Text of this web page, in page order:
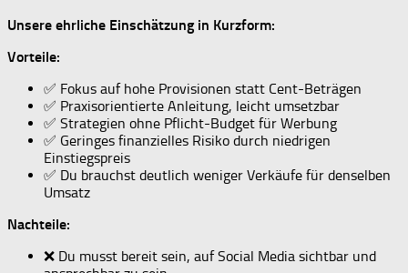
Unsere ehrliche Einschätzung in Kurzform:
Vorteile:
✅ Fokus auf hohe Provisionen statt Cent-Beträgen
✅ Praxisorientierte Anleitung, leicht umsetzbar
✅ Strategien ohne Pflicht-Budget für Werbung
✅ Geringes finanzielles Risiko durch niedrigen
Einstiegspreis
✅ Du brauchst deutlich weniger Verkäufe für denselben
Umsatz
Nachteile:
❌ Du musst bereit sein, auf Social Media sichtbar und